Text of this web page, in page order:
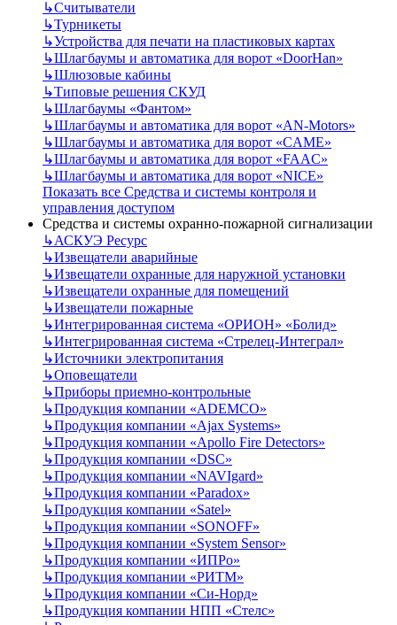
↳Считыватели
↳Турникеты
↳Устройства для печати на пластиковых картах
↳Шлагбаумы и автоматика для ворот «DoorHan»
↳Шлюзовые кабины
↳Типовые решения СКУД
↳Шлагбаумы «Фантом»
↳Шлагбаумы и автоматика для ворот «AN-Motors»
↳Шлагбаумы и автоматика для ворот «CAME»
↳Шлагбаумы и автоматика для ворот «FAAC»
↳Шлагбаумы и автоматика для ворот «NICE»
Показать все Средства и системы контроля и
управления доступом
Средства и системы охранно-пожарной сигнализации
↳АСКУЭ Ресурс
↳Извещатели аварийные
↳Извещатели охранные для наружной установки
↳Извещатели охранные для помещений
↳Извещатели пожарные
↳Интегрированная система «ОРИОН» «Болид»
↳Интегрированная система «Стрелец-Интеграл»
↳Источники электропитания
↳Оповещатели
↳Приборы приемно-контрольные
↳Продукция компании «ADEMCO»
↳Продукция компании «Ajax Systems»
↳Продукция компании «Apollo Fire Detectors»
↳Продукция компании «DSC»
↳Продукция компании «NAVIgard»
↳Продукция компании «Paradox»
↳Продукция компании «Satel»
↳Продукция компании «SONOFF»
↳Продукция компании «System Sensor»
↳Продукция компании «ИПРо»
↳Продукция компании «РИТМ»
↳Продукция компании «Си-Норд»
↳Продукция компании НПП «Стелс»